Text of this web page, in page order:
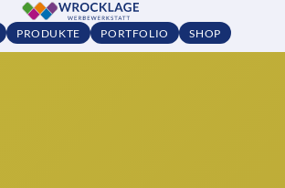
PRODUKTE PORTFOLIO SHOP